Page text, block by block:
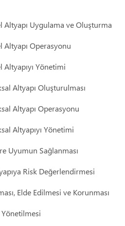
Altyapı Uygulama ve Oluşturma
Altyapı Operasyonu
Altyapıyı Yönetimi
Altyapı Oluşturulması
Altyapı Operasyonu
Altyapıyı Yönetimi
Uyumun Sağlanması
Risk Değerlendirmesi
Elde Edilmesi ve Korunması